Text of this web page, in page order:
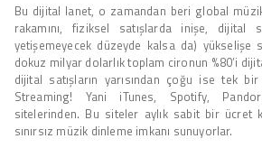
Bu dijital lanet, o zamandan beri global
rakamını, fiziksel satışlarda inişe, dijital
yetişemeyecek düzeyde kalsa da) yükselişe
dokuz milyar dolarlık toplam cironun %80’i
dijital satışların yarısından çoğu ise tek
Streaming! Yani iTunes, Spotify,
sitelerinden. Bu siteler aylık sabit bir ücret
sınırsız müzik dinleme imkanı sunuyorlar.